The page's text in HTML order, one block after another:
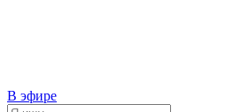
В эфире